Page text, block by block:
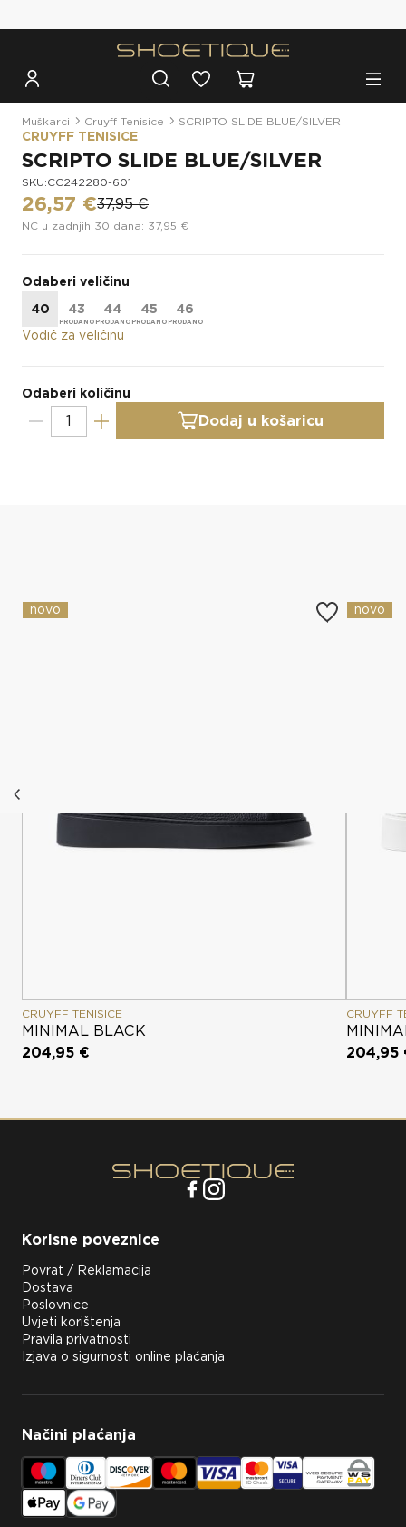
Muškarci Cruyff Tenisice SCRIPTO SLIDE BLUE/SILVER
CRUYFF TENISICE
SCRIPTO SLIDE BLUE/SILVER
SKU:CC242280-601
26,57 €37,95 €
NC u zadnjih 30 dana: 37,95 €
Odaberi veličinu
40
43 44 45
46
Vodič za veličinu
Odaberi količinu
Dodaj u košaricu
novo
CRUYFF TENISICE
MINIMAL BLACK
204,95 €
novo
CRUYFF
204,95
Korisne poveznice
Povrat / Reklamacija
Dostava
Poslovnice
Uvjeti korištenja
Pravila privatnosti
Izjava o sigurnosti online plaćanja
Načini plaćanja